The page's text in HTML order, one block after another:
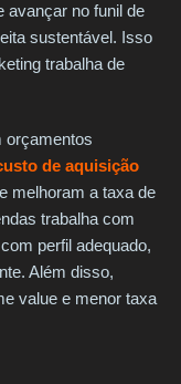
avançar no funil de
sustentável. Isso
trabalha de
orçamentos
de aquisição
melhoram a taxa de
trabalha com
perfil adequado,
Além disso,
value e menor taxa